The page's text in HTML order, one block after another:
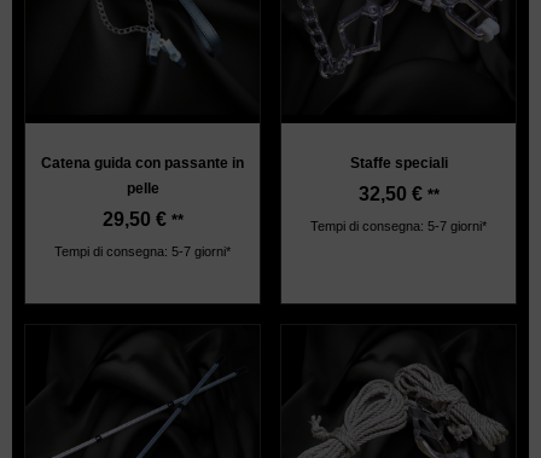
Catena guida con passante in
pelle
29,50 € **
Tempi di consegna: 5-7 giorni*
Staffe speciali
32,50 € **
Tempi di consegna: 5-7 giorni*